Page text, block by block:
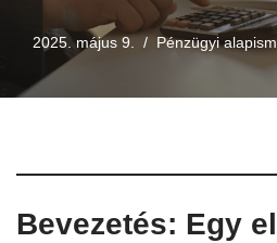
2025. május 9. Pénzügyi
Bevezetés: Egy